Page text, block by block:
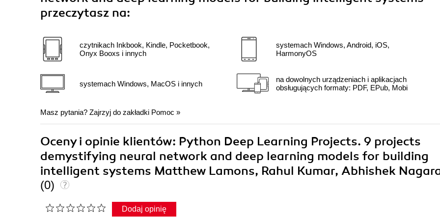
przeczytasz na:
czytnikach Inkbook, Kindle, Pocketbook,
Onyx Booxs i innych
systemach Windows, MacOS i innych
systemach Windows, Android, iOS,
HarmonyOS
na dowolnych urządzeniach i aplikacjach
obsługujących formaty: PDF, EPub, Mobi
Masz pytania? Zajrzyj do zakładki Pomoc »
Oceny i opinie klientów: Python Deep Learning Projects. 9 projects
demystifying neural network and deep learning models for building
intelligent systems Matthew Lamons, Rahul Kumar, Abhishek
(0)
Dodaj opinię